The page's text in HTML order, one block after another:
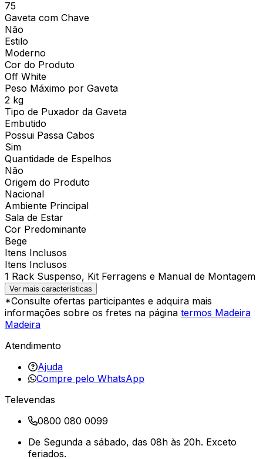
75
Gaveta com Chave
Não
Estilo
Moderno
Cor do Produto
Off White
Peso Máximo por Gaveta
2 kg
Tipo de Puxador da Gaveta
Embutido
Possui Passa Cabos
Sim
Quantidade de Espelhos
Não
Origem do Produto
Nacional
Ambiente Principal
Sala de Estar
Cor Predominante
Bege
Itens Inclusos
Itens Inclusos
1 Rack Suspenso, Kit Ferragens e Manual de Montagem
Ver mais características
*Consulte ofertas participantes e adquira mais
informações sobre os fretes na página termos Madeira
Madeira
Atendimento
Ajuda
Compre pelo WhatsApp
Televendas
0800 080 0099
De Segunda a sábado, das 08h às 20h. Exceto
feriados.